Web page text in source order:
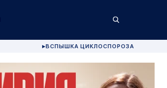
▶ВСПЫШКА ЦИКЛОСПОРОЗА